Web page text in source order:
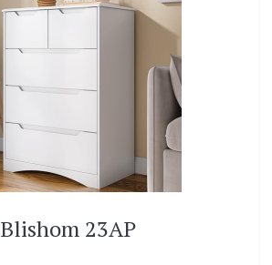
Blishom 23AP